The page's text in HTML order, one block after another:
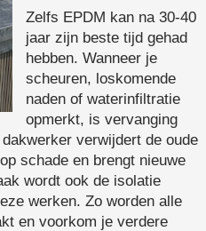
Zelfs EPDM kan na 30-40
jaar zijn beste tijd gehad
hebben. Wanneer je
scheuren, loskomende
naden of waterinfiltratie
opmerkt, is vervanging
verwijdert de oude
schade en brengt nieuwe
wordt ook de isolatie
werken. Zo worden alle
en voorkom je verdere